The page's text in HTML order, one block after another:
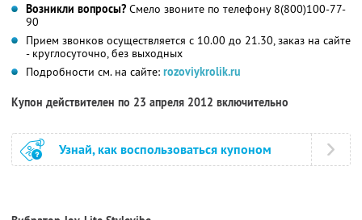
Возникли вопросы? Смело звоните по телефону 8(800)100-77-
90
Прием звонков осуществляется с 10.00 до 21.30, заказ на сайте
- круглосуточно, без выходных
Подробности см. на сайте: rozoviykrolik.ru
Купон действителен по 23 апреля 2012 включительно
Узнай, как воспользоваться купоном